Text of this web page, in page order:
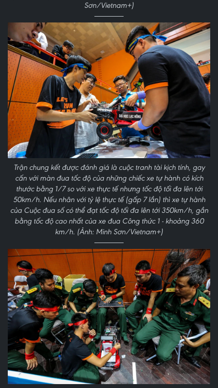
Sơn/Vietnam+)
Trận chung kết được đánh giá là cuộc tranh tài kịch tính, gay
cấn với màn đua tốc độ của những chiếc xe tự hành có kích
thước bằng 1/7 so với xe thực tế nhưng tốc độ tối đa lên tới
50km/h. Nếu nhân với tỷ lệ thực tế (gấp 7 lần) thì xe tự hành
của Cuộc đua số có thể đạt tốc độ tối đa lên tới 350km/h, gần
bằng tốc độ cao nhất của xe đua Công thức 1 - khoảng 360
km/h. (Ảnh: Minh Sơn/Vietnam+)